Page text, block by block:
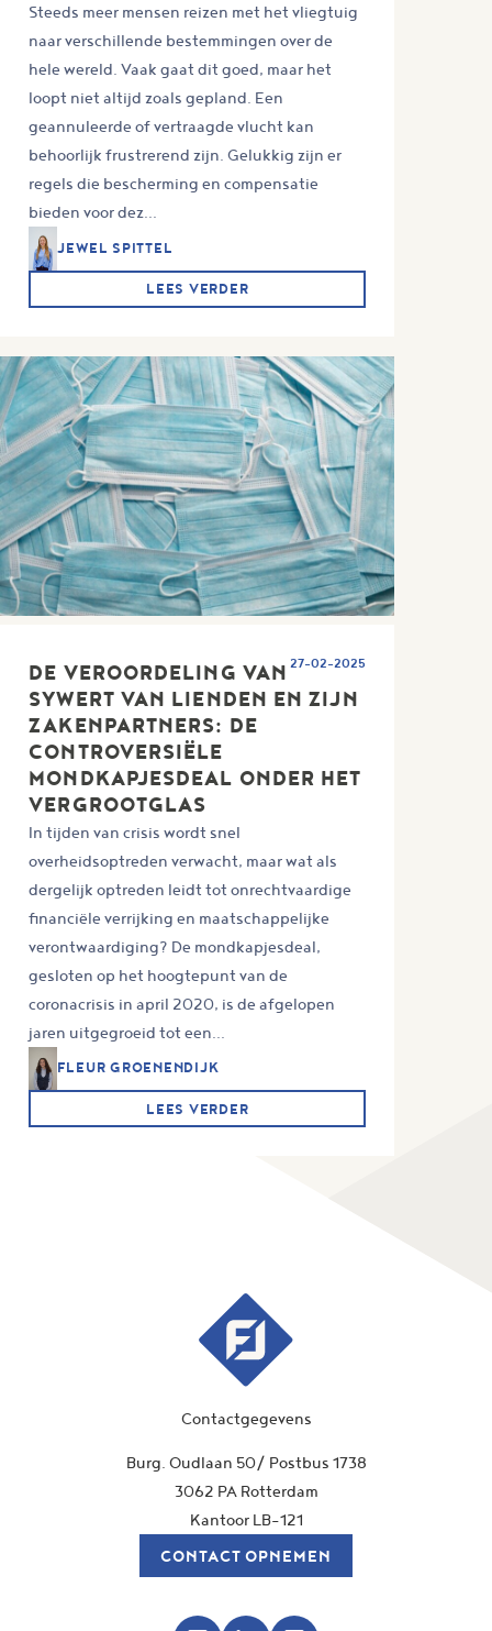
Steeds meer mensen reizen met het vliegtuig
naar verschillende bestemmingen over de
hele wereld. Vaak gaat dit goed, maar het
loopt niet altijd zoals gepland. Een
geannuleerde of vertraagde vlucht kan
behoorlijk frustrerend zijn. Gelukkig zijn er
regels die bescherming en compensatie
bieden voor dez...
JEWEL SPITTEL
LEES VERDER
DE VEROORDELING VAN
SYWERT VAN LIENDEN EN ZIJN
ZAKENPARTNERS: DE
CONTROVERSIËLE
MONDKAPJESDEAL ONDER HET
VERGROOTGLAS
27-02-2025
In tijden van crisis wordt snel
overheidsoptreden verwacht, maar wat als
dergelijk optreden leidt tot onrechtvaardige
financiële verrijking en maatschappelijke
verontwaardiging? De mondkapjesdeal,
gesloten op het hoogtepunt van de
coronacrisis in april 2020, is de afgelopen
jaren uitgegroeid tot een...
FLEUR GROENENDIJK
LEES VERDER
Contactgegevens
Burg. Oudlaan 50/ Postbus 1738
3062 PA Rotterdam
Kantoor LB-121
CONTACT OPNEMEN